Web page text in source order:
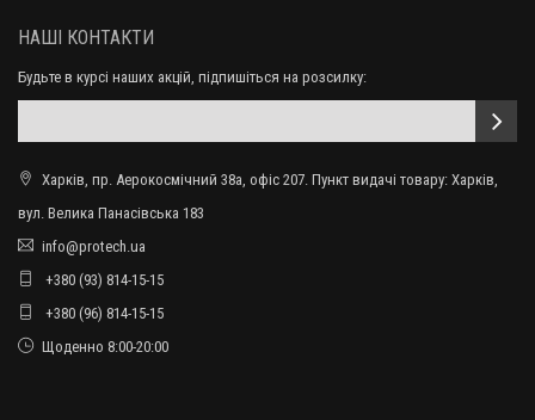
НАШІ КОНТАКТИ
Будьте в курсі наших акцій, підпишіться на розсилку:
Харків, пр. Аерокосмічний 38а, офіс 207. Пункт видачі товару: Харків,
вул. Велика Панасівська 183
info@protech.ua
+380 (93) 814-15-15
+380 (96) 814-15-15
Щоденно 8:00-20:00